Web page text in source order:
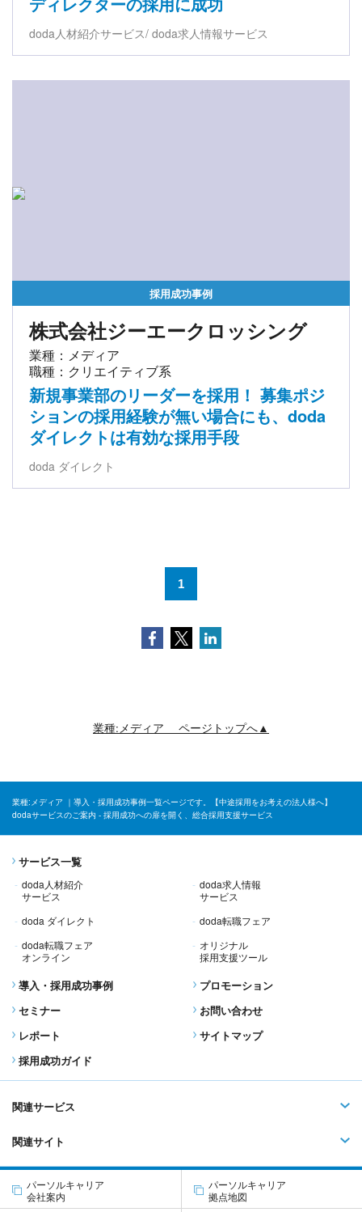
doda人材紹介サービス doda求人情報サービス
採用成功事例
株式会社ジーエークロッシング
業種：メディア
職種：クリエイティブ系
新規事業部のリーダーを採用！ 募集ポジ
ションの採用経験が無い場合にも、doda
ダイレクトは有効な採用手段
doda ダイレクト
1
Facebook
TwitterLinkedIn
業種:メディア ページトップへ▲
業種:メディア ｜導入・採用成功事例一覧ページです。【中途採用をお考えの法人様へ】
dodaサービスのご案内 - 採用成功への扉を開く、総合採用支援サービス
サービス一覧
doda人材紹介
サービス
doda求人情報
サービス
doda ダイレクト
doda転職フェア
doda転職フェア
オンライン
オリジナル
採用支援ツール
導入・採用成功事例
セミナー
レポート
採用成功ガイド
プロモーション
お問い合わせ
サイトマップ
関連サービス
関連サイト
パーソルキャリア
会社案内
パーソルキャリア
拠点地図